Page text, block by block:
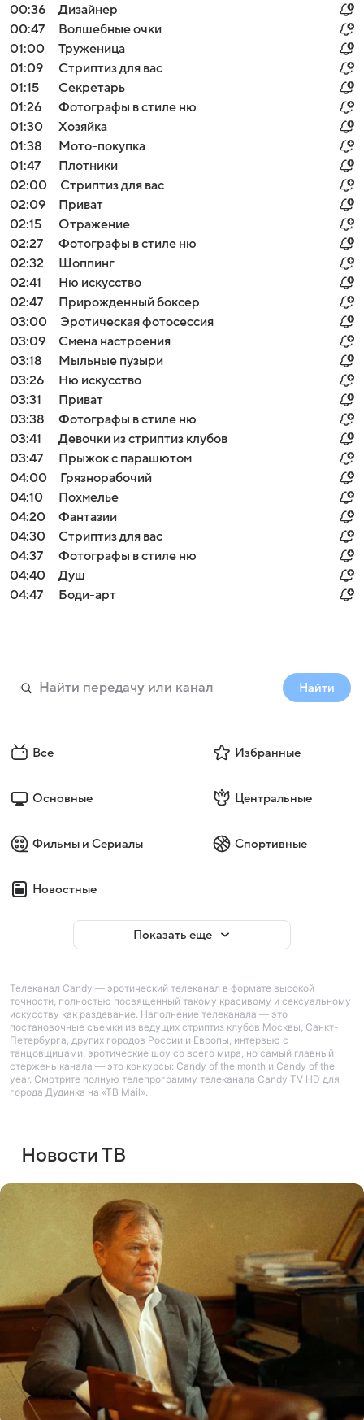
00:36
Дизайнер
00:47
Волшебные очки
01:00
Труженица
01:09
Стриптиз для вас
01:15
Секретарь
01:26
Фотографы в стиле ню
01:30
Хозяйка
01:38
Мото-покупка
01:47
Плотники
02:00
Стриптиз для вас
02:09
Приват
02:15
Отражение
02:27
Фотографы в стиле ню
02:32
Шоппинг
02:41
Ню искусство
02:47
Прирожденный боксер
03:00
Эротическая фотосессия
03:09
Смена настроения
03:18
Мыльные пузыри
03:26
Ню искусство
03:31
Приват
03:38
Фотографы в стиле ню
03:41
Девочки из стриптиз клубов
03:47
Прыжок с парашютом
04:00
Грязнорабочий
04:10
Похмелье
04:20
Фантазии
04:30
Стриптиз для вас
04:37
Фотографы в стиле ню
04:40
Душ
04:47
Боди-арт
Найти
Все Избранные
Основные Центральные
Фильмы и Сериалы Спортивные
Новостные
Показать еще
Телеканал Candy — эротический телеканал в формате высокой
точности, полностью посвященный такому красивому и сексуальному
искусству как раздевание. Наполнение телеканала — это
постановочные съемки из ведущих стриптиз клубов Москвы, Санкт-
Петербурга, других городов России и Европы, интервью с
танцовщицами, эротические шоу со всего мира, но самый главный
стержень канала — это конкурсы: Candy of the month и Candy of the
year. Смотрите полную телепрограмму телеканала Candy TV HD для
города Дудинка на «ТВ Mail».
Новости ТВ